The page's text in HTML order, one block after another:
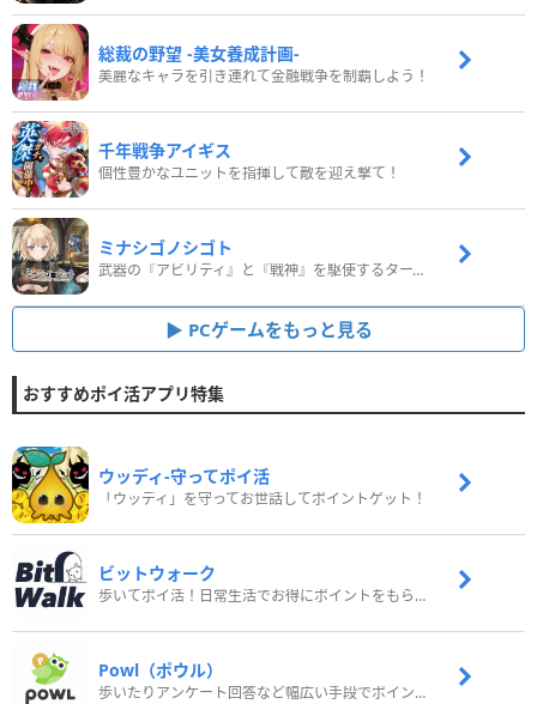
総裁の野望 -美女養成計画-
美麗なキャラを引き連れて金融戦争を制覇しよう！
千年戦争アイギス
個性豊かなユニットを指揮して敵を迎え撃て！
ミナシゴノシゴト
武器の『アビリティ』と『戦神』を駆使するターン制コマンドバトルRPG！
PCゲームをもっと見る
おすすめポイ活アプリ特集
ウッディ‐守ってポイ活
「ウッディ」を守ってお世話してポイントゲット！
ビットウォーク
歩いてポイ活！日常生活でお得にポイントをもらおう
Powl（ポウル）
歩いたりアンケート回答など幅広い手段でポイントをゲット